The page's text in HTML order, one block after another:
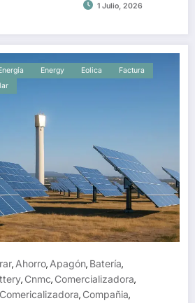
1 Julio, 2026
Energy Eolica
Factura
, Ahorro, Apagón, Batería,
, Cnmc, Comercializadora,
Comericalizadora, Compañia,